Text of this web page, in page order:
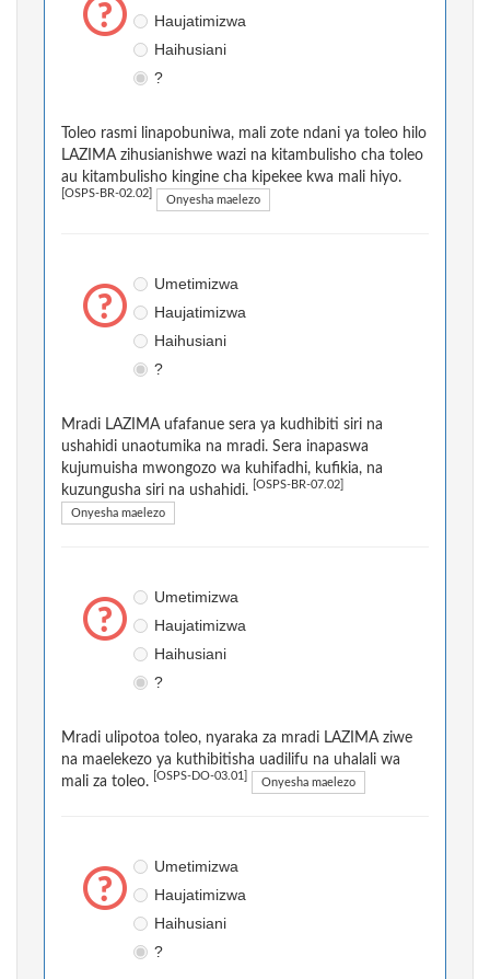
Haujatimizwa
Haihusiani
?
Toleo rasmi linapobuniwa, mali zote ndani ya toleo hilo
LAZIMA zihusianishwe wazi na kitambulisho cha toleo
au kitambulisho kingine cha kipekee kwa mali hiyo.
[OSPS-BR-02.02] Onyesha maelezo
Umetimizwa
Haujatimizwa
Haihusiani
?
Mradi LAZIMA ufafanue sera ya kudhibiti siri na
ushahidi unaotumika na mradi. Sera inapaswa
kujumuisha mwongozo wa kuhifadhi, kufikia, na
kuzungusha siri na ushahidi.
[OSPS-BR-07.02]
Onyesha maelezo
Umetimizwa
Haujatimizwa
Haihusiani
?
Mradi ulipotoa toleo, nyaraka za mradi LAZIMA ziwe
na maelekezo ya kuthibitisha uadilifu na uhalali wa
mali za toleo.
[OSPS-DO-03.01] Onyesha maelezo
Umetimizwa
Haujatimizwa
Haihusiani
?